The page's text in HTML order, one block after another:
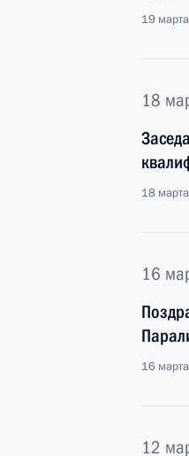
19
18
18
16
16
12